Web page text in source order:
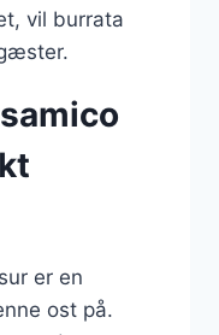
vil burrata
er en
ost på.